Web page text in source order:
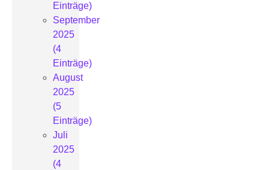
Einträge)
September
2025
(4
Einträge)
August
2025
(5
Einträge)
Juli
2025
(4